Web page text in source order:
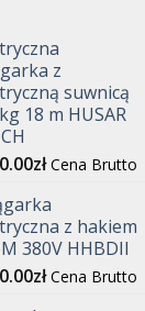
z
suwnicą
18 m HUSAR
zł Cena Brutto
z hakiem
380V HHBDII
zł Cena Brutto